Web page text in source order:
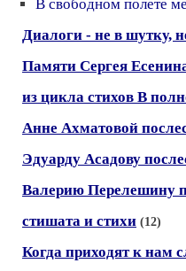
В свободном полете
Диалоги - не в шутку,
Памяти Сергея
из цикла стихов В
Анне Ахматовой
Эдуарду Асадову
Валерию Перелешину
стишата и стихи (12)
Когда приходят к нам